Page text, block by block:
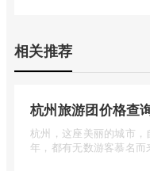
相关推荐
杭州旅游团价格查
杭州，这座美丽的城市，
年，都有无数游客慕名